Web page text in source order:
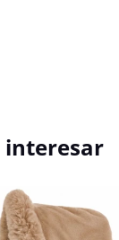
interesar